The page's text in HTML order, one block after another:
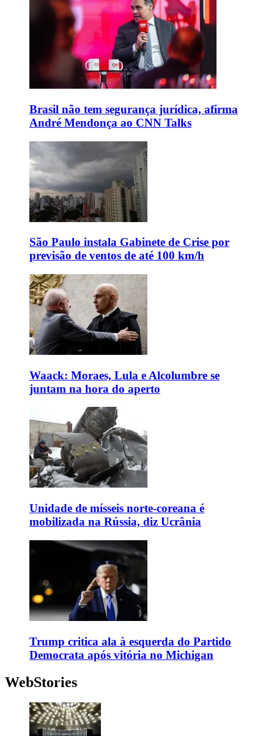
Brasil não tem segurança jurídica, afirma
André Mendonça ao CNN Talks
São Paulo instala Gabinete de Crise por
previsão de ventos de até 100 km/h
Waack: Moraes, Lula e Alcolumbre se
juntam na hora do aperto
Unidade de mísseis norte-coreana é
mobilizada na Rússia, diz Ucrânia
Trump critica ala à esquerda do Partido
Democrata após vitória no Michigan
WebStories